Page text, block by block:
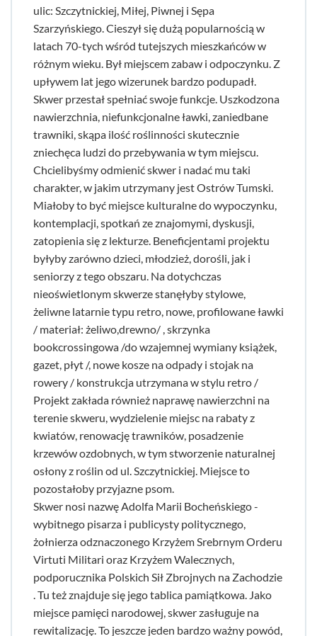
ulic: Szczytnickiej, Miłej, Piwnej i Sępa
Szarzyńskiego. Cieszył się dużą popularnością w
latach 70-tych wśród tutejszych mieszkańców w
różnym wieku. Był miejscem zabaw i odpoczynku. Z
upływem lat jego wizerunek bardzo podupadł.
Skwer przestał spełniać swoje funkcje. Uszkodzona
nawierzchnia, niefunkcjonalne ławki, zaniedbane
trawniki, skąpa ilość roślinności skutecznie
zniechęca ludzi do przebywania w tym miejscu.
Chcielibyśmy odmienić skwer i nadać mu taki
charakter, w jakim utrzymany jest Ostrów Tumski.
Miałoby to być miejsce kulturalne do wypoczynku,
kontemplacji, spotkań ze znajomymi, dyskusji,
zatopienia się z lekturze. Beneficjentami projektu
byłyby zarówno dzieci, młodzież, dorośli, jak i
seniorzy z tego obszaru. Na dotychczas
nieoświetlonym skwerze stanęłyby stylowe,
żeliwne latarnie typu retro, nowe, profilowane ławki
/ materiał: żeliwo,drewno/ , skrzynka
bookcrossingowa /do wzajemnej wymiany książek,
gazet, płyt /, nowe kosze na odpady i stojak na
rowery / konstrukcja utrzymana w stylu retro /
Projekt zakłada również naprawę nawierzchni na
terenie skweru, wydzielenie miejsc na rabaty z
kwiatów, renowację trawników, posadzenie
krzewów ozdobnych, w tym stworzenie naturalnej
osłony z roślin od ul. Szczytnickiej. Miejsce to
pozostałoby przyjazne psom.
Skwer nosi nazwę Adolfa Marii Bocheńskiego -
wybitnego pisarza i publicysty politycznego,
żołnierza odznaczonego Krzyżem Srebrnym Orderu
Virtuti Militari oraz Krzyżem Walecznych,
podporucznika Polskich Sił Zbrojnych na Zachodzie
. Tu też znajduje się jego tablica pamiątkowa. Jako
miejsce pamięci narodowej, skwer zasługuje na
rewitalizację. To jeszcze jeden bardzo ważny powód,